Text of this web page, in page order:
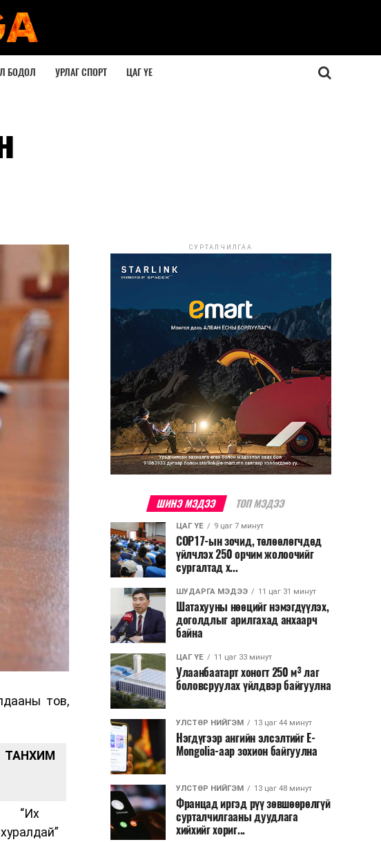
БОДОЛ УРЛАГ СПОРТ ЦАГ ҮЕ
тов,
ТАНХИМ
“Их
хуралдай”
СУРТАЛЧИЛГАА
ШИНЭ МЭДЭЭ ТОП МЭДЭЭ
ЦАГ ҮЕ 9 цаг 7 минут
COP17-ын зочид, төлөөлөгчдөд
үйлчлэх 250 орчим жолоочийг
сургалтад х...
ШУДАРГА МЭДЭЭ 11 цаг 31 минут
Шатахууны нөөцийг нэмэгдүүлэх,
доголдлыг арилгахад анхаарч
байна
ЦАГ ҮЕ 11 цаг 33 минут
Улаанбаатарт хоногт 250 м³ лаг
боловсруулах үйлдвэр байгуулна
УЛСТӨР НИЙГЭМ 13 цаг 44 минут
Нэгдүгээр ангийн элсэлтийг E-
Mongolia-аар зохион байгуулна
УЛСТӨР НИЙГЭМ 13 цаг 48 минут
Францад иргэд рүү зөвшөөрөлгүй
сурталчилгааны дуудлага
хийхийг хориг...